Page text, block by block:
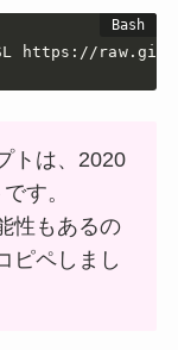
https://
トは、2020
す。
性もあるの
ピペしまし